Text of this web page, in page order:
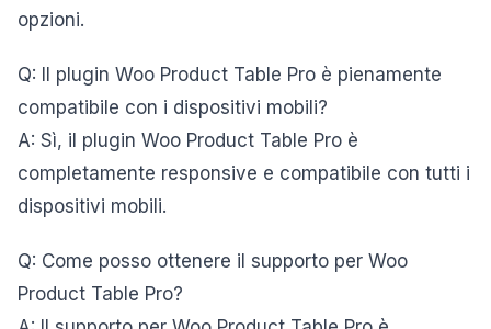
opzioni.
Q: Il plugin Woo Product Table Pro è pienamente
compatibile con i dispositivi mobili?
A: Sì, il plugin Woo Product Table Pro è
completamente responsive e compatibile con tutti i
dispositivi mobili.
Q: Come posso ottenere il supporto per Woo
Product Table Pro?